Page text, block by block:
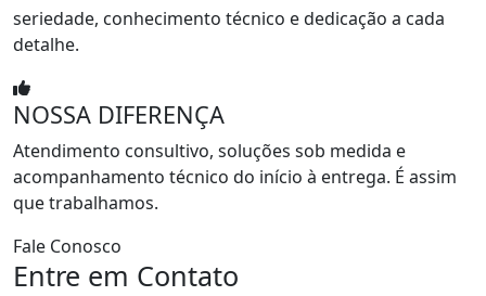
seriedade, conhecimento técnico e dedicação a cada
detalhe.
NOSSA DIFERENÇA
Atendimento consultivo, soluções sob medida e
acompanhamento técnico do início à entrega. É assim
que trabalhamos.
Fale Conosco
Entre em Contato